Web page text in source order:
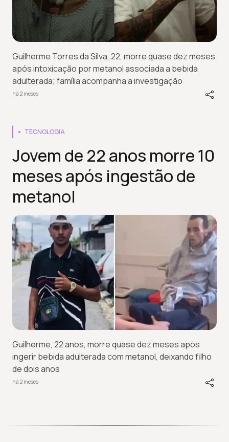
Guilherme Torres da Silva, 22, morre quase dez meses
após intoxicação por metanol associada a bebida
adulterada; família acompanha a investigação
há 2 meses
TECNOLOGIA
Jovem de 22 anos morre 10
meses após ingestão de
metanol
Guilherme, 22 anos, morre quase dez meses após
ingerir bebida adulterada com metanol, deixando filho
de dois anos
há 2 meses